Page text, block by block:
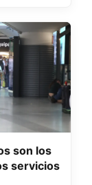
son los
servicios